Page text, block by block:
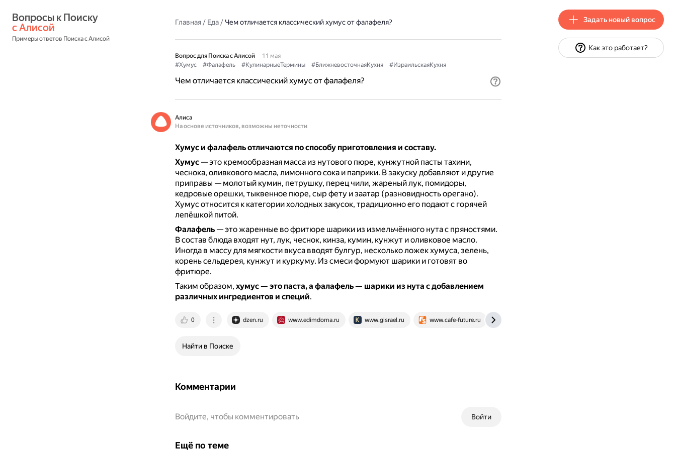
с Алисой
Примеры ответов Поиска с Алисой
Главная/ Еда/ Чем отличается классический хумус от фалафеля?
Вопрос для Поиска с Алисой
11 мая
#Хумус
#Фалафель #КулинарныеТермины #БлижневосточнаяКухня #ИзраильскаяКухня
Чем отличается классический хумус от фалафеля?
Алиса
На основе источников, возможны неточности
Хумус и фалафель отличаются по способу приготовления и составу.
Хумус— это кремообразная масса из нутового пюре, кунжутной пасты тахини,
чеснока, оливкового масла, лимонного сока и паприки. В закуску добавляют и другие
приправы — молотый кумин, петрушку, перец чили, жареный лук, помидоры,
кедровые орешки, тыквенное пюре, сыр фету и заатар (разновидность орегано).
Хумус относится к категории холодных закусок, традиционно его подают с горячей
лепёшкой питой.
Фалафель— это жаренные во фритюре шарики из измельчённого нута с пряностями.
В состав блюда входят нут, лук, чеснок, кинза, кумин, кунжут и оливковое масло.
Иногда в массу для мягкости вкуса вводят булгур, несколько ложек хумуса, зелень,
корень сельдерея, кунжут и куркуму. Из смеси формуют шарики и готовят во
фритюре.
Таким образом, хумус — это паста, а фалафель — шарики из нута с добавлением
различных ингредиентов и специй.
0 dzen.ru www.edimdoma.ru www.gisrael.ru www.cafe-future.ru
Найти в Поиске
Комментарии
Войти
Войдите, чтобы комментировать
Ещё по теме
Задать новый вопрос
Как это работает?